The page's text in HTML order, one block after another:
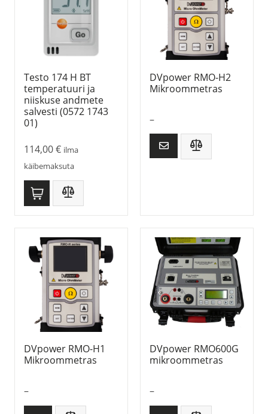
Testo 174 H BT
temperatuuri ja
niiskuse andmete
salvesti (0572 1743
01)
114,00€ ilma
käibemaksuta
DVpower RMO-H2
Mikroommetras
–
DVpower RMO-H1
Mikroommetras
–
DVpower RMO600G
mikroommetras
–